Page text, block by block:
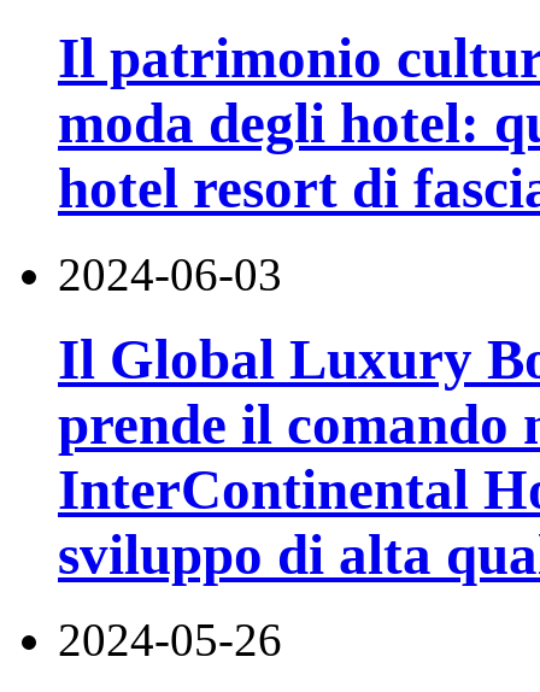
Il patrimonio
moda degli hotel:
hotel resort di
2024-06-03
Il Global Luxury
prende il comando
InterContinental
sviluppo di alta
2024-05-26